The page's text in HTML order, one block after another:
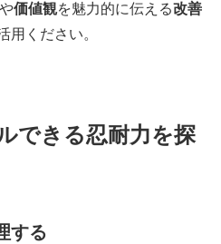
や価値観を魅力的に伝える改善
用ください。
できる忍耐力を探
する